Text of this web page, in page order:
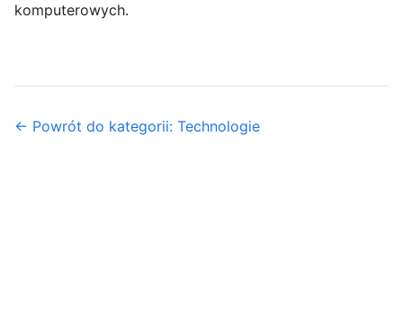
komputerowych.
← Powrót do kategorii: Technologie